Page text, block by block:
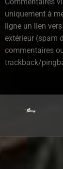
uniquement à
ligne un lien
extérieur (spam
commentaires
trackback/
Thierry